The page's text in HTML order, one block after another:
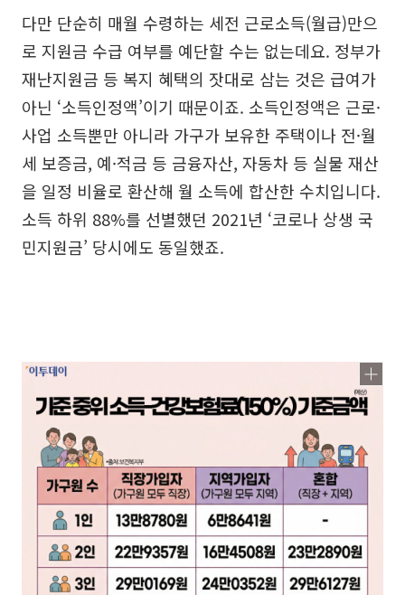
다만 단순히 매월 수령하는 세전 근로소득(월급)만으
로 지원금 수급 여부를 예단할 수는 없는데요. 정부가
재난지원금 등 복지 혜택의 잣대로 삼는 것은 급여가
아닌 ‘소득인정액’이기 때문이죠. 소득인정액은 근로·
사업 소득뿐만 아니라 가구가 보유한 주택이나 전·월
세 보증금, 예·적금 등 금융자산, 자동차 등 실물 재산
을 일정 비율로 환산해 월 소득에 합산한 수치입니다.
소득 하위 88%를 선별했던 2021년 ‘코로나 상생 국
민지원금’ 당시에도 동일했죠.